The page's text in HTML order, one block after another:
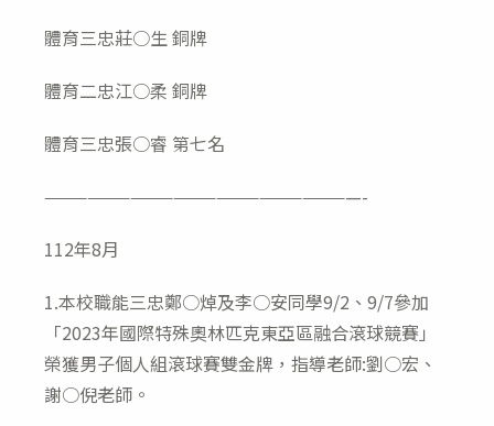
體育三忠莊○生 銅牌
體育二忠江○柔 銅牌
體育三忠張○睿 第七名
——————————————————————-
112年8月
1.本校職能三忠鄭○焯及李○安同學9/2、9/7參加
「2023年國際特殊奧林匹克東亞區融合滾球競賽」
榮獲男子個人組滾球賽雙金牌，指導老師:劉○宏、
謝○倪老師。